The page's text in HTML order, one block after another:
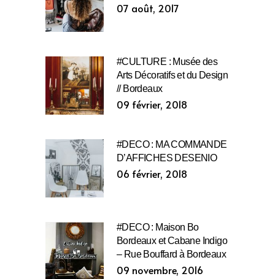
07 août, 2017
#CULTURE : Musée des
Arts Décoratifs et du Design
// Bordeaux
09 février, 2018
#DECO : MA COMMANDE
D’AFFICHES DESENIO
06 février, 2018
#DECO : Maison Bo
Bordeaux et Cabane Indigo
– Rue Bouffard à Bordeaux
09 novembre, 2016